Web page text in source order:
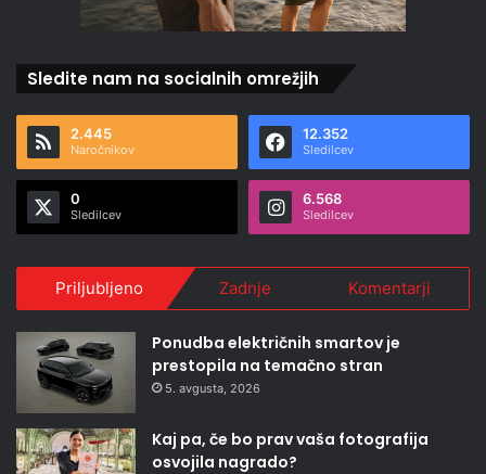
Sledite nam na socialnih omrežjih
2.445
Naročnikov
12.352
Sledilcev
0
Sledilcev
6.568
Sledilcev
Priljubljeno Zadnje Komentarji
Ponudba električnih smartov je
prestopila na temačno stran
5. avgusta, 2026
Kaj pa, če bo prav vaša fotografija
osvojila nagrado?